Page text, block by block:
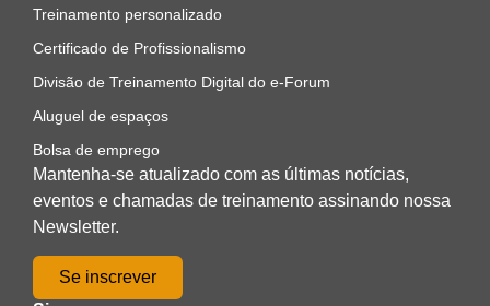
Treinamento personalizado
Certificado de Profissionalismo
Divisão de Treinamento Digital do e-Forum
Aluguel de espaços
Bolsa de emprego
Mantenha-se atualizado com as últimas notícias,
eventos e chamadas de treinamento assinando nossa
Newsletter.
Se inscrever